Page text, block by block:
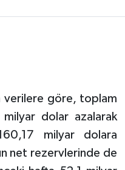
verilere göre, toplam
dolar azalarak
milyar dolara
net rezervlerinde de